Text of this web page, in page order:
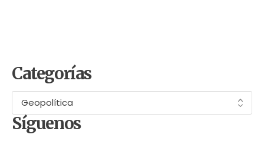
Categorías
Síguenos